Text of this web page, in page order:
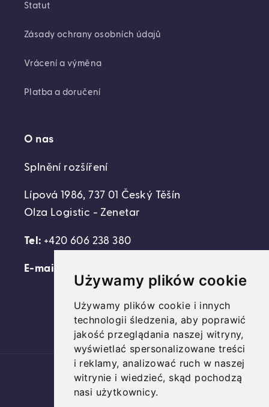
Używamy plików cookie
Używamy plików cookie i innych
technologii śledzenia, aby poprawić
jakość przeglądania naszej witryny,
wyświetlać spersonalizowane treści
i reklamy, analizować ruch w naszej
witrynie i wiedzieć, skąd pochodzą
nasi użytkownicy.
Statut
Zásady ochrany osobních údajů
Vrácení a výměna
Platba a doručení
O nas
Splnění rozšíření
Lípová 1986, 737 01 Český Těšín
Olza Logistic - Zenetar
Tel: +420 606 238 380
E-mail:
FacebookInstagramYouTube
Platební
metody
Domovideni.cz Využívá Shopify.